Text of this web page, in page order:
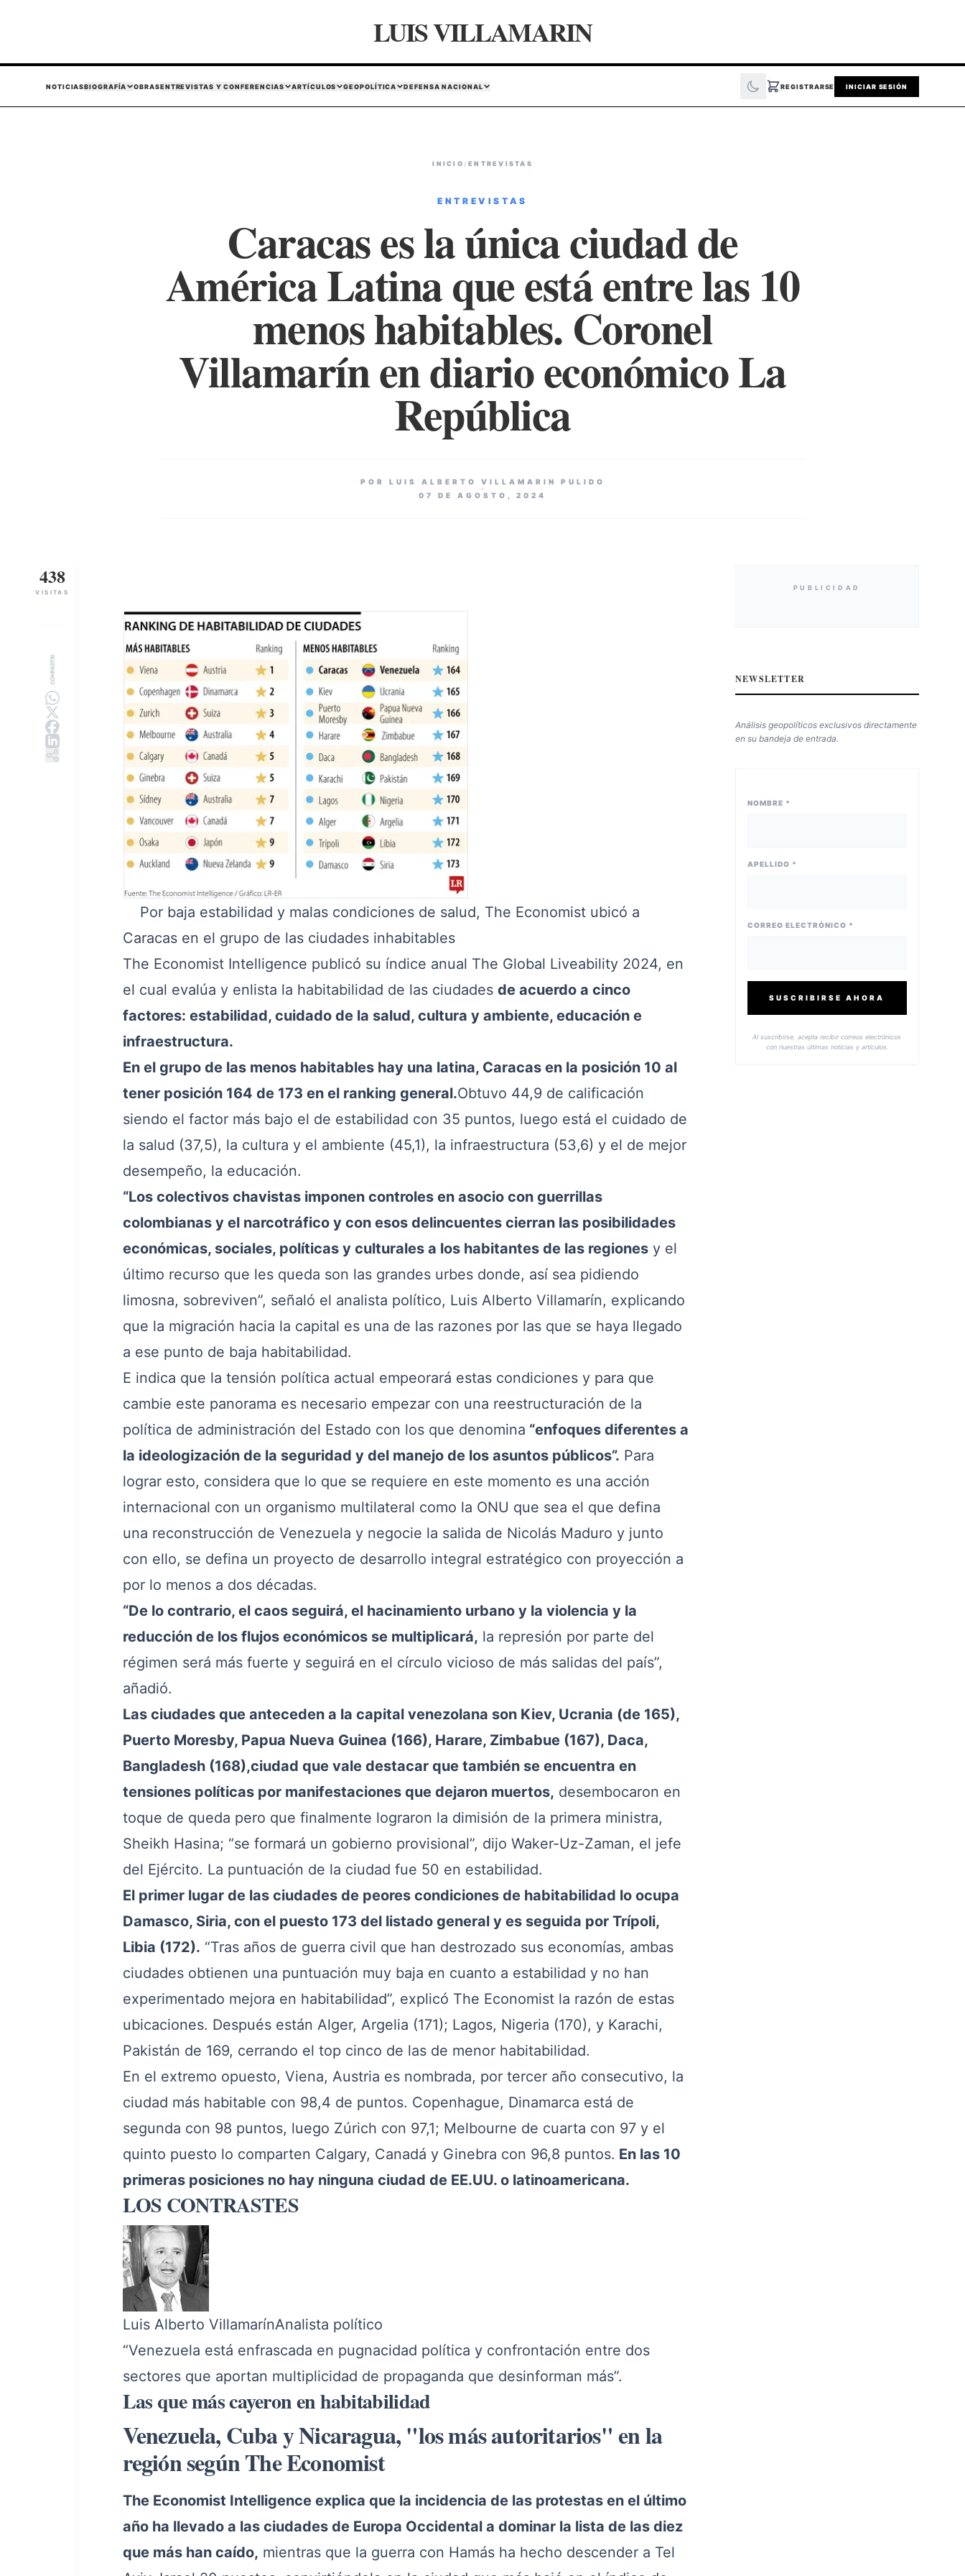
LUIS VILLAMARIN
NOTICIASBIOGRAFÍA OBRASENTREVISTAS Y CONFERENCIAS ARTÍCULOS GEOPOLÍTICA DEFENSA NACIONAL REGISTRARSE INICIAR SESIÓN
INICIO / ENTREVISTAS
ENTREVISTAS
Caracas es la única ciudad de
América Latina que está entre las 10
menos habitables. Coronel
Villamarín en diario económico La
República
POR LUIS ALBERTO VILLAMARIN PULIDO
07 DE AGOSTO, 2024
438
VISITAS
COMPARTIR
Por baja estabilidad y malas condiciones de salud, The Economist ubicó a
Caracas en el grupo de las ciudades inhabitables
The Economist Intelligence publicó su índice anual The Global Liveability 2024, en
el cual evalúa y enlista la habitabilidad de las ciudades de acuerdo a cinco
factores: estabilidad, cuidado de la salud, cultura y ambiente, educación e
infraestructura.
En el grupo de las menos habitables hay una latina, Caracas en la posición 10 al
tener posición 164 de 173 en el ranking general.Obtuvo 44,9 de calificación
siendo el factor más bajo el de estabilidad con 35 puntos, luego está el cuidado de
la salud (37,5), la cultura y el ambiente (45,1), la infraestructura (53,6) y el de mejor
desempeño, la educación.
“Los colectivos chavistas imponen controles en asocio con guerrillas
colombianas y el narcotráfico y con esos delincuentes cierran las posibilidades
económicas, sociales, políticas y culturales a los habitantes de las regionesy el
último recurso que les queda son las grandes urbes donde, así sea pidiendo
limosna, sobreviven”, señaló el analista político, Luis Alberto Villamarín, explicando
que la migración hacia la capital es una de las razones por las que se haya llegado
a ese punto de baja habitabilidad.
E indica que la tensión política actual empeorará estas condiciones y para que
cambie este panorama es necesario empezar con una reestructuración de la
política de administración del Estado con los que denomina “enfoques diferentes a
la ideologización de la seguridad y del manejo de los asuntos públicos”. Para
lograr esto, considera que lo que se requiere en este momento es una acción
internacional con un organismo multilateral como la ONU que sea el que defina
una reconstrucción de Venezuela y negocie la salida de Nicolás Maduro y junto
con ello, se defina un proyecto de desarrollo integral estratégico con proyección a
por lo menos a dos décadas.
“De lo contrario, el caos seguirá, el hacinamiento urbano y la violencia y la
reducción de los flujos económicos se multiplicará, la represión por parte del
régimen será más fuerte y seguirá en el círculo vicioso de más salidas del país”,
añadió.
Las ciudades que anteceden a la capital venezolana son Kiev, Ucrania (de 165),
Puerto Moresby, Papua Nueva Guinea (166), Harare, Zimbabue (167), Daca,
Bangladesh (168),ciudad que vale destacar que también se encuentra en
tensiones políticas por manifestaciones que dejaron muertos, desembocaron en
toque de queda pero que finalmente lograron la dimisión de la primera ministra,
Sheikh Hasina; “se formará un gobierno provisional”, dijo Waker-Uz-Zaman, el jefe
del Ejército. La puntuación de la ciudad fue 50 en estabilidad.
El primer lugar de las ciudades de peores condiciones de habitabilidad lo ocupa
Damasco, Siria, con el puesto 173 del listado general y es seguida por Trípoli,
Libia (172). “Tras años de guerra civil que han destrozado sus economías, ambas
ciudades obtienen una puntuación muy baja en cuanto a estabilidad y no han
experimentado mejora en habitabilidad”, explicó The Economist la razón de estas
ubicaciones. Después están Alger, Argelia (171); Lagos, Nigeria (170), y Karachi,
Pakistán de 169, cerrando el top cinco de las de menor habitabilidad.
En el extremo opuesto, Viena, Austria es nombrada, por tercer año consecutivo, la
ciudad más habitable con 98,4 de puntos. Copenhague, Dinamarca está de
segunda con 98 puntos, luego Zúrich con 97,1; Melbourne de cuarta con 97 y el
quinto puesto lo comparten Calgary, Canadá y Ginebra con 96,8 puntos. En las 10
primeras posiciones no hay ninguna ciudad de EE.UU. o latinoamericana.
LOS CONTRASTES
Luis Alberto VillamarínAnalista político
“Venezuela está enfrascada en pugnacidad política y confrontación entre dos
sectores que aportan multiplicidad de propaganda que desinforman más”.
Las que más cayeron en habitabilidad
Venezuela, Cuba y Nicaragua, "los más autoritarios" en la
región según The Economist
The Economist Intelligence explica que la incidencia de las protestas en el último
año ha llevado a las ciudades de Europa Occidental a dominar la lista de las diez
que más han caído, mientras que la guerra con Hamás ha hecho descender a Tel
PUBLICIDAD
NEWSLETTER
Análisis geopolíticos exclusivos directamente
en su bandeja de entrada.
NOMBRE *
APELLIDO *
CORREO ELECTRÓNICO *
SUSCRIBIRSE AHORA
Al suscribirse, acepta recibir correos electrónicos
con nuestras últimas noticias y artículos.